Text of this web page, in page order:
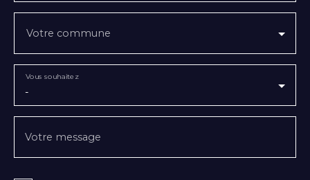
Votre commune
-
Vous souhaitez
Votre message